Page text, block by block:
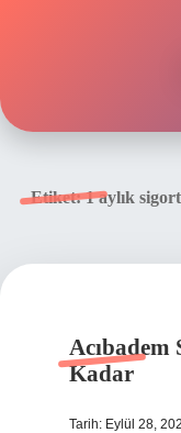
Etiket:1 aylık
Acıbadem
Kadar
Tarih: Eylül 28,